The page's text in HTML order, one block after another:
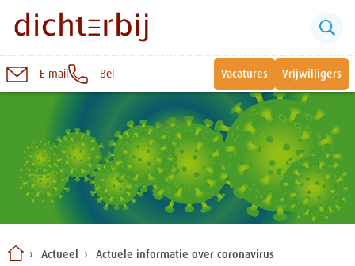
Naar
E-mail Bel Vacatures Vrijwilligers
Actueel Actuele informatie over coronavirus
Sluiten
Snel naar:
Wonen bij Dichterbij